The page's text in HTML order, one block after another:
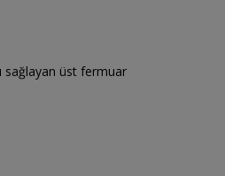
sağlayan üst fermuar